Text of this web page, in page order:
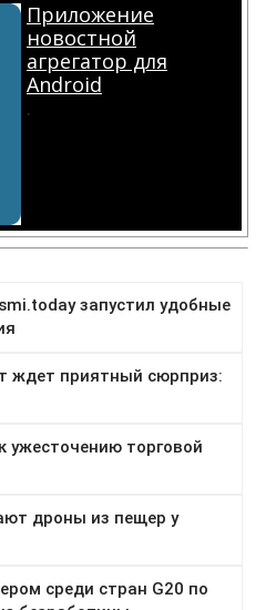
Приложение
новостной
агрегатор для
Android
.